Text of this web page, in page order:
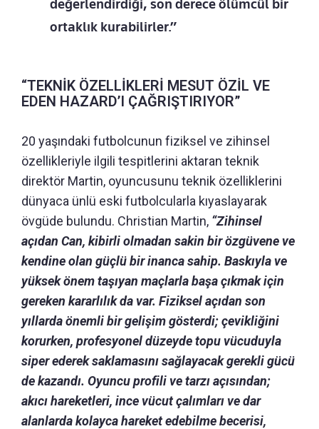
değerlendirdiği, son derece ölümcül bir
ortaklık kurabilirler.”
“TEKNİK ÖZELLİKLERİ MESUT ÖZİL VE
EDEN HAZARD’I ÇAĞRIŞTIRIYOR”
20 yaşındaki futbolcunun fiziksel ve zihinsel
özellikleriyle ilgili tespitlerini aktaran teknik
direktör Martin, oyuncusunu teknik özelliklerini
dünyaca ünlü eski futbolcularla kıyaslayarak
övgüde bulundu. Christian Martin, “Zihinsel
açıdan Can, kibirli olmadan sakin bir özgüvene ve
kendine olan güçlü bir inanca sahip. Baskıyla ve
yüksek önem taşıyan maçlarla başa çıkmak için
gereken kararlılık da var. Fiziksel açıdan son
yıllarda önemli bir gelişim gösterdi; çevikliğini
korurken, profesyonel düzeyde topu vücuduyla
siper ederek saklamasını sağlayacak gerekli gücü
de kazandı. Oyuncu profili ve tarzı açısından;
akıcı hareketleri, ince vücut çalımları ve dar
alanlarda kolayca hareket edebilme becerisi,